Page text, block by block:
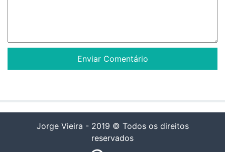
Jorge Vieira - 2019 © Todos os direitos
reservados